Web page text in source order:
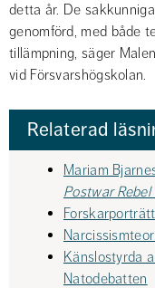
detta år. De
genomförd, med både
tillämpning, säger
vid Försvarshögskolan.
Relaterad
Mariam
Postwar
Känslostyrda
Natodebatten